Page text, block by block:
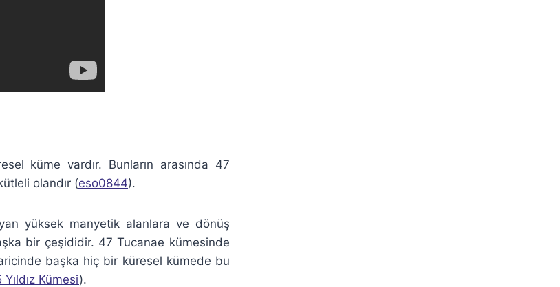
küme vardır. Bunların arasında 47
olandır (eso0844).
yüksek manyetik alanlara ve dönüş
bir çeşididir. 47 Tucanae kümesinde
başka hiç bir küresel kümede bu
Kümesi).